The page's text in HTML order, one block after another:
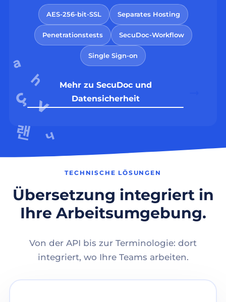
AES-256-bit-SSL Separates Hosting
Penetrationstests SecuDoc-Workflow
Single Sign-on
Mehr zu SecuDoc und
Datensicherheit
TECHNISCHE LÖSUNGEN
Übersetzung integriert in
Ihre Arbeitsumgebung.
Von der API bis zur Terminologie: dort
integriert, wo Ihre Teams arbeiten.